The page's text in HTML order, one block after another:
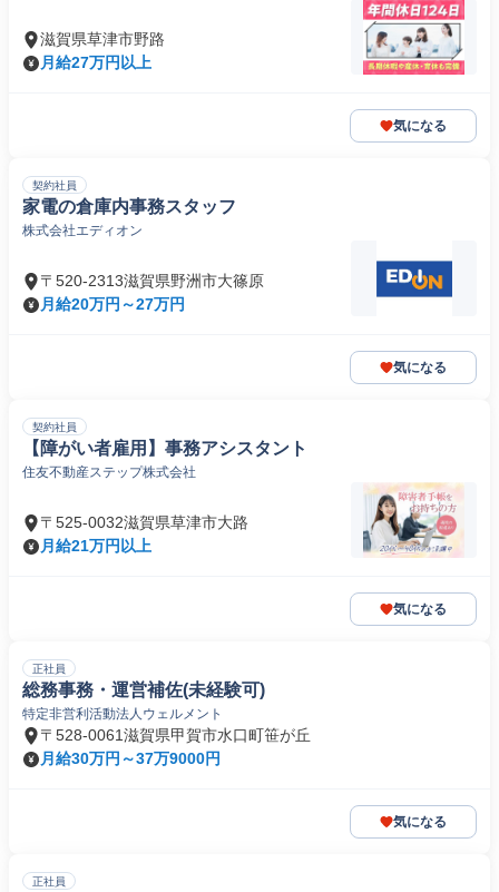
滋賀県草津市野路
月給27万円以上
気になる
契約社員
家電の倉庫内事務スタッフ
株式会社エディオン
〒520-2313滋賀県野洲市大篠原
月給20万円～27万円
気になる
契約社員
【障がい者雇用】事務アシスタント
住友不動産ステップ株式会社
〒525-0032滋賀県草津市大路
月給21万円以上
気になる
正社員
総務事務・運営補佐(未経験可)
特定非営利活動法人ウェルメント
〒528-0061滋賀県甲賀市水口町笹が丘
月給30万円～37万9000円
気になる
正社員